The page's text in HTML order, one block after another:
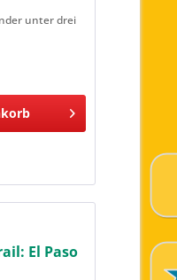
unter drei
El Paso